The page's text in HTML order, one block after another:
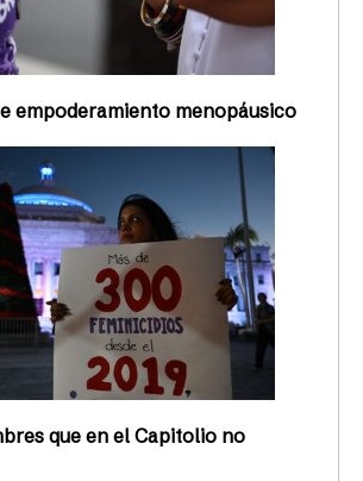
empoderamiento menopáusico
que en el Capitolio no